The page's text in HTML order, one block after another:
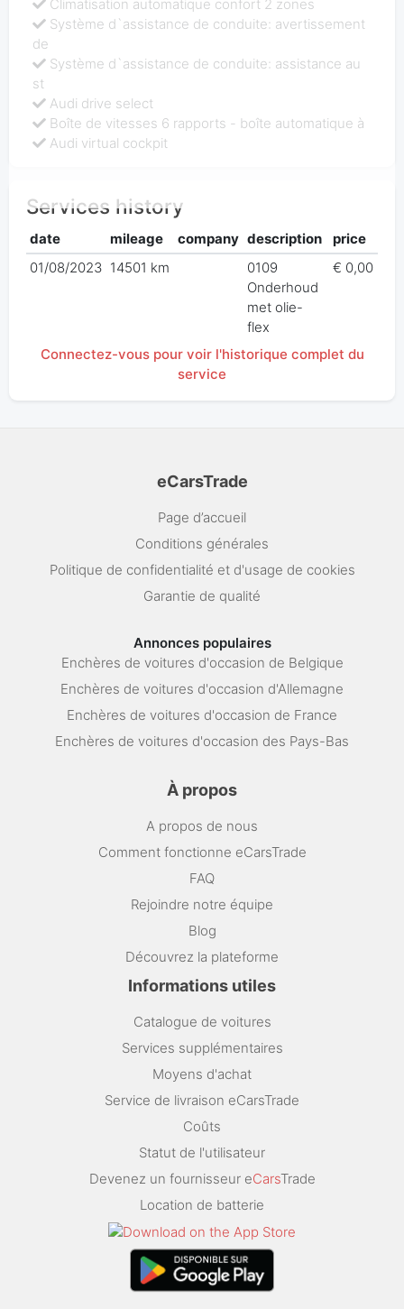
Climatisation automatique confort 2 zones
Système d`assistance de conduite: avertissement
de
Système d`assistance de conduite: assistance au
st
Audi drive select
Boîte de vitesses 6 rapports - boîte automatique à
Audi virtual cockpit
Services history
date mileage company description
price
01/08/2023 14501 km
0109
Onderhoud
met olie-
flex
€ 0,00
Connectez-vous pour voir l'historique complet du
service
eCarsTrade
Page d’accueil
Conditions générales
Politique de confidentialité et d'usage de cookies
Garantie de qualité
Annonces populaires
Enchères de voitures d'occasion de Belgique
Enchères de voitures d'occasion d'Allemagne
Enchères de voitures d'occasion de France
Enchères de voitures d'occasion des Pays-Bas
À propos
A propos de nous
Comment fonctionne eCarsTrade
FAQ
Rejoindre notre équipe
Blog
Découvrez la plateforme
Informations utiles
Catalogue de voitures
Services supplémentaires
Moyens d'achat
Service de livraison eCarsTrade
Coûts
Statut de l'utilisateur
Devenez un fournisseur eCarsTrade
Location de batterie